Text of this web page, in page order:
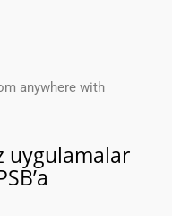
anywhere with
uygulamalar